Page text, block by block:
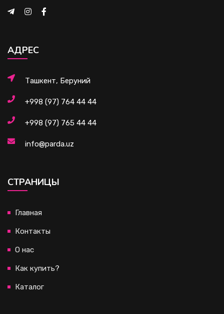
АДРЕС
Ташкент, Беруний
+998 (97) 764 44 44
+998 (97) 765 44 44
info@parda.uz
CТРАНИЦЫ
Главная
Контакты
О нас
Как купить?
Каталог